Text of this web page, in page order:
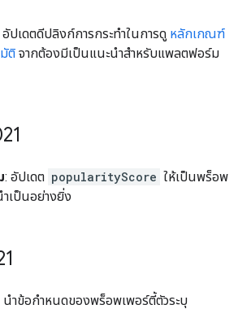
อัปเดตดีปลิงก์การกระทำในการดู หลักเกณฑ์
ติ จากต้องมีเป็นแนะนำสำหรับแพลตฟอร์ม
: อัปเดต popularityScore ให้เป็นพร็อพ
เป็นอย่างยิ่ง
นำข้อกำหนดของพร็อพเพอร์ตี้ตัวระบุ